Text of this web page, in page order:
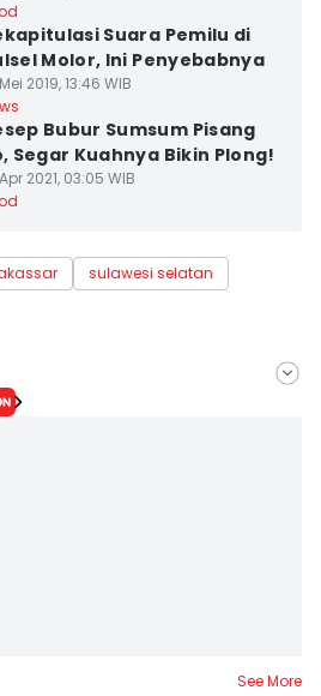
Suara Pemilu di
Molor, Ini Penyebabnya
2019, 13:46 WIB
Bubur Sumsum Pisang
Segar Kuahnya Bikin Plong!
2021, 03:05 WIB
sulawesi selatan
See More